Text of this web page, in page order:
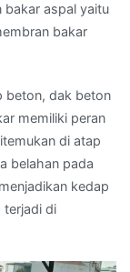
bakar aspal yaitu
bakar
beton, dak beton
memiliki peran
di atap
belahan pada
kedap
terjadi di